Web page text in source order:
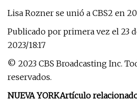
Lisa Rozner se unió a CBS2 en
Publicado por primera vez el 23
2023/18:17
© 2023 CBS Broadcasting Inc.
reservados.
NUEVA YORKArtículo